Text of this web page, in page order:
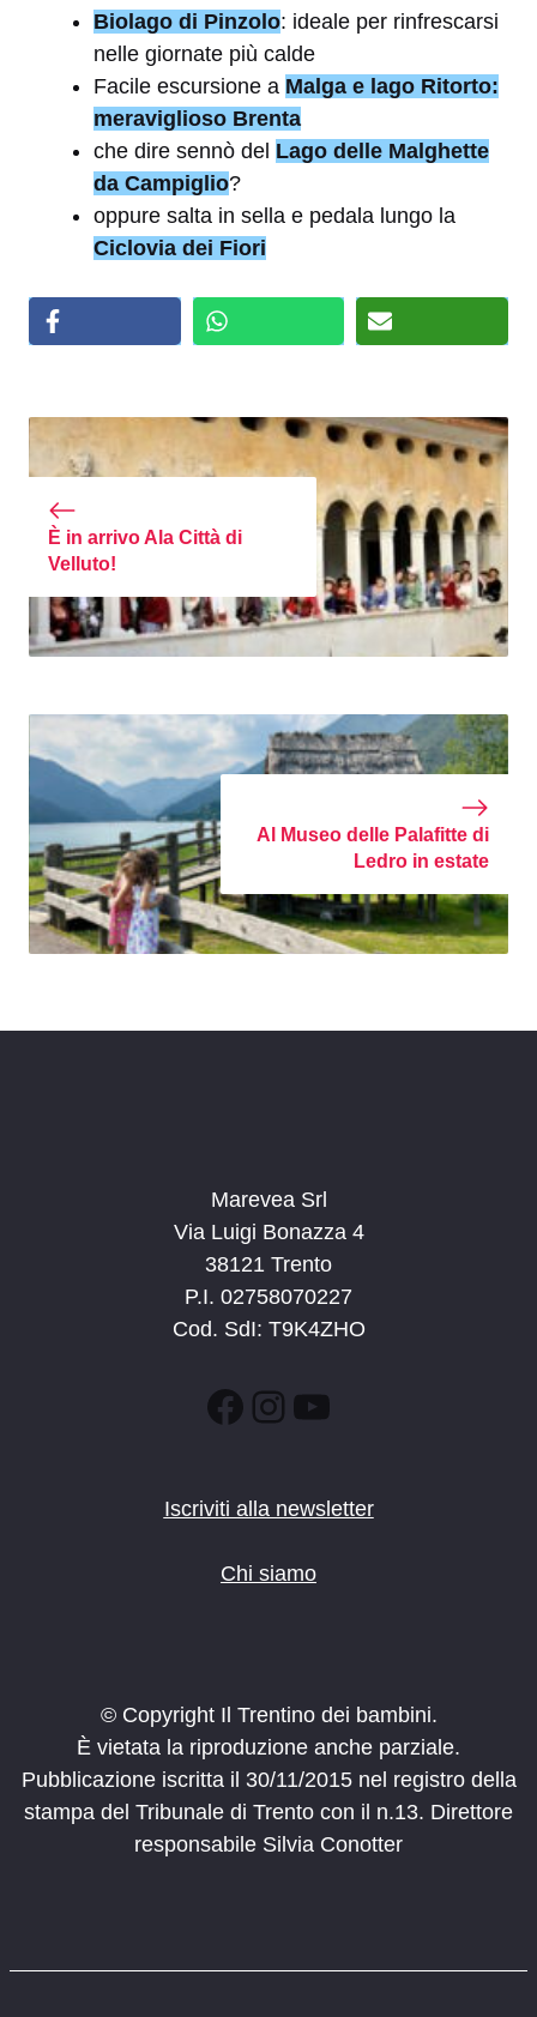
Biolago di Pinzolo: ideale per rinfrescarsi
nelle giornate più calde
Facile escursione a Malga e lago Ritorto:
meraviglioso Brenta
che dire sennò del Lago delle Malghette
da Campiglio?
oppure salta in sella e pedala lungo la
Ciclovia dei Fiori
È in arrivo Ala Città di
Velluto!
Al Museo delle Palafitte di
Ledro in estate
Marevea Srl
Via Luigi Bonazza 4
38121 Trento
P.I. 02758070227
Cod. SdI: T9K4ZHO
Facebook
Instagram
YouTube
Iscriviti alla newsletter
Chi siamo
© Copyright Il Trentino dei bambini.
È vietata la riproduzione anche parziale.
Pubblicazione iscritta il 30/11/2015 nel registro della
stampa del Tribunale di Trento con il n.13. Direttore
responsabile Silvia Conotter